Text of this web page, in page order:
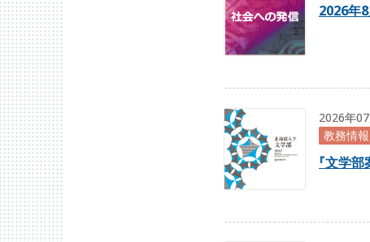
2026年
2026年
教務情報
『文学部